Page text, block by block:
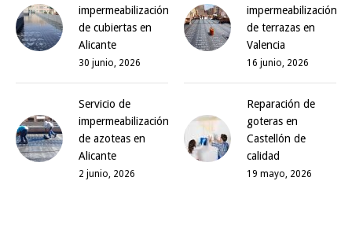
impermeabilización
de cubiertas en
Alicante
30 junio, 2026
impermeabilización
de terrazas en
Valencia
16 junio, 2026
Servicio de
impermeabilización
de azoteas en
Alicante
2 junio, 2026
Reparación de
goteras en
Castellón de
calidad
19 mayo, 2026